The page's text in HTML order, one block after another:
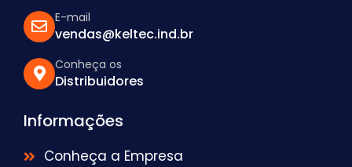
E-mail
vendas@keltec.ind.br
Conheça os
Distribuidores
Informações
Conheça a Empresa